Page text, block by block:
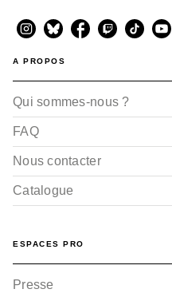
A PROPOS
Qui sommes-nous ?
FAQ
Nous contacter
Catalogue
ESPACES PRO
Presse